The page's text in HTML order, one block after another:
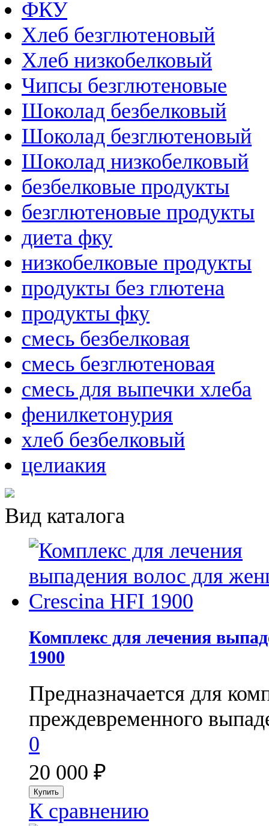
ФКУ
Хлеб безглютеновый
Хлеб низкобелковый
Чипсы безглютеновые
Шоколад безбелковый
Шоколад безглютеновый
Шоколад низкобелковый
безбелковые продукты
безглютеновые продукты
диета фку
низкобелковые продукты
продукты без глютена
продукты фку
смесь безбелковая
смесь безглютеновая
смесь для выпечки хлеба
фенилкетонурия
хлеб безбелковый
целиакия
Вид каталога
Комплекс для лечения
1900
Предназначается для
преждевременного
0
20 000 ₽
К сравнению